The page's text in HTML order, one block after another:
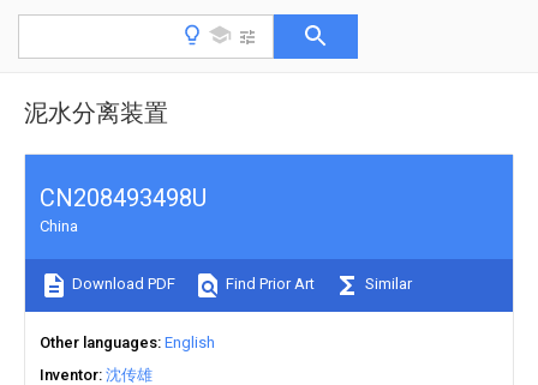
泥水分离装置
CN208493498U
China
Download PDF Find Prior Art Similar
Other languages English
Inventor 沈传雄